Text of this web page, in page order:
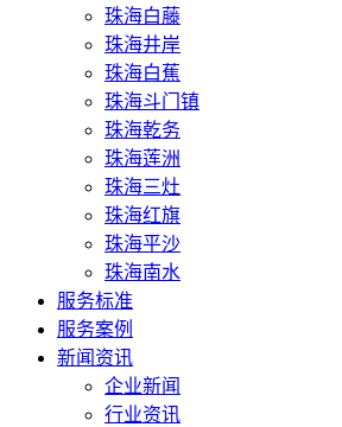
珠海白藤
珠海井岸
珠海白蕉
珠海斗门镇
珠海乾务
珠海莲洲
珠海三灶
珠海红旗
珠海平沙
珠海南水
服务标准
服务案例
新闻资讯
企业新闻
行业资讯